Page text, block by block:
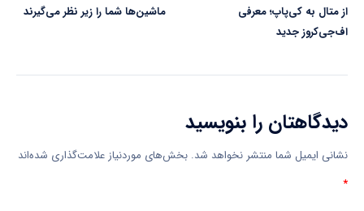
از متال به کی‌پاپ؛ معرفی
اف‌جی‌کروز جدید
ماشین‌ها شما را زیر نظر می‌گیرند
دیدگاهتان را بنویسید
نشانی ایمیل شما منتشر نخواهد شد. بخش‌های موردنیاز علامت‌گذاری شده‌اند
*